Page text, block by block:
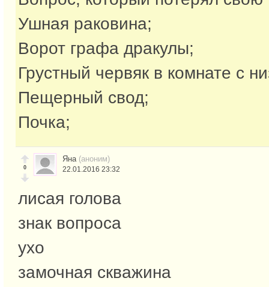
Ушная раковина;
Ворот графа дракулы;
Грустный червяк в комнате с
Пещерный свод;
Почка;
0
Яна (аноним)
22.01.2016 23:32
лисая голова
знак вопроса
ухо
замочная скважина